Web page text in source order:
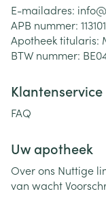
E-mailadres: info@
APB nummer: 113101
Apotheek titularis:
BTW nummer:
Klantenservice
FAQ
Uw apotheek
Over ons Nuttige
van wacht